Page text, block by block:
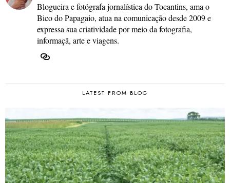
Blogueira e fotógrafa jornalística do Tocantins, ama o
Bico do Papagaio, atua na comunicação desde 2009 e
expressa sua criatividade por meio da fotografia,
informaçã, arte e viagens.
LATEST FROM BLOG